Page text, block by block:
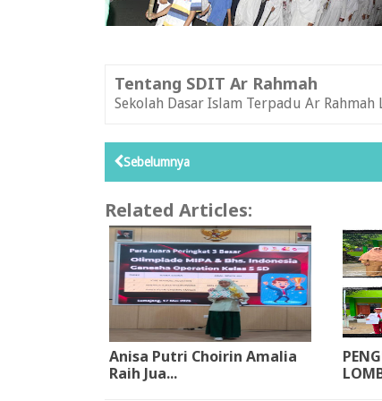
Tentang SDIT Ar Rahmah
Sekolah Dasar Islam Terpadu Ar Rahmah
Sebelumnya
Related Articles:
Anisa Putri Choirin Amalia
Raih Jua...